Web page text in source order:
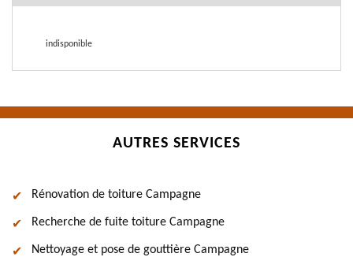
indisponible
AUTRES SERVICES
Rénovation de toiture Campagne
Recherche de fuite toiture Campagne
Nettoyage et pose de gouttière Campagne